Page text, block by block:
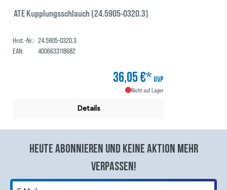
ATE Kupplungsschlauch (24.5905-0320.3)
Hrst.-Nr.: 24.5905-0320.3
EAN:
4006633118682
36,05 €* UVP
Nicht auf Lager
Details
Heute abonnieren und keine aktion mehr
verpassen!